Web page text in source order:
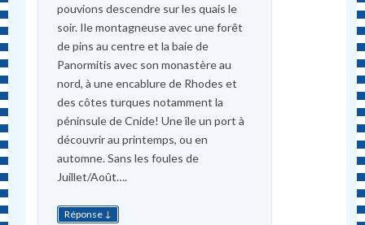
pouvions descendre sur les quais le
soir. Ile montagneuse avec une forêt
de pins au centre et la baie de
Panormitis avec son monastère au
nord, à une encablure de Rhodes et
des côtes turques notamment la
péninsule de Cnide! Une île un port à
découvrir au printemps, ou en
automne. Sans les foules de
Juillet/Août….
Réponse ↓